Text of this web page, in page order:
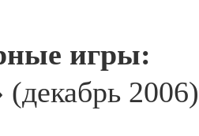
игры:
(декабрь